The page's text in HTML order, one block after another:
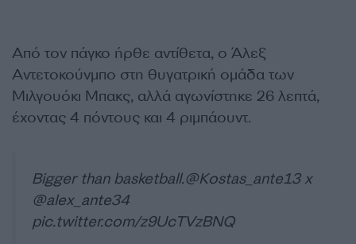
Από τον πάγκο ήρθε αντίθετα, ο Άλεξ
Αντετοκούνμπο στη θυγατρική ομάδα των
Μιλγουόκι Μπακς, αλλά αγωνίστηκε 26 λεπτά,
έχοντας 4 πόντους και 4 ριμπάουντ.
Bigger than basketball.@Kostas_ante13x
@alex_ante34
pic.twitter.com/z9UcTVzBNQ